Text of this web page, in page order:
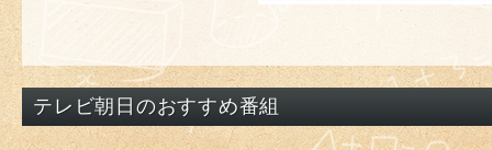
テレビ朝日のおすすめ番組